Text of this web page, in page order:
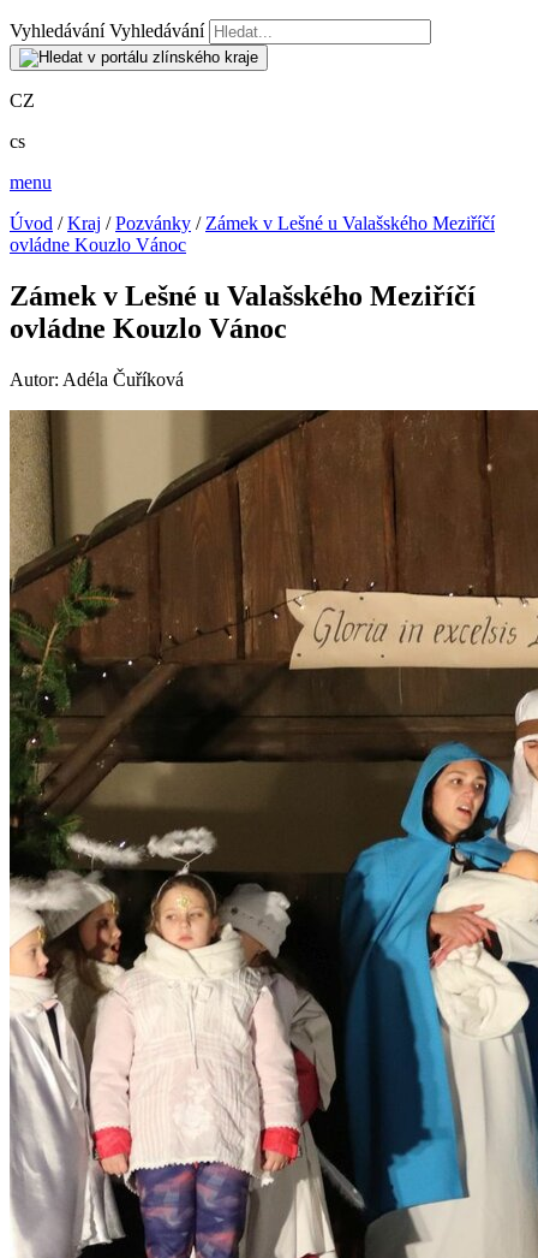
Vyhledávání Vyhledávání
CZ
cs
menu
Úvod /Kraj /Pozvánky / Zámek v Lešné u Valašského Meziříčí
ovládne Kouzlo Vánoc
Zámek v Lešné u Valašského Meziříčí
ovládne Kouzlo Vánoc
Autor: Adéla Čuříková